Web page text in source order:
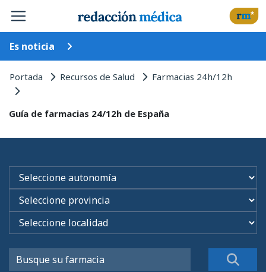
Es noticia
Portada Recursos de Salud Farmacias 24h/12h
Guía de farmacias 24/12h de España